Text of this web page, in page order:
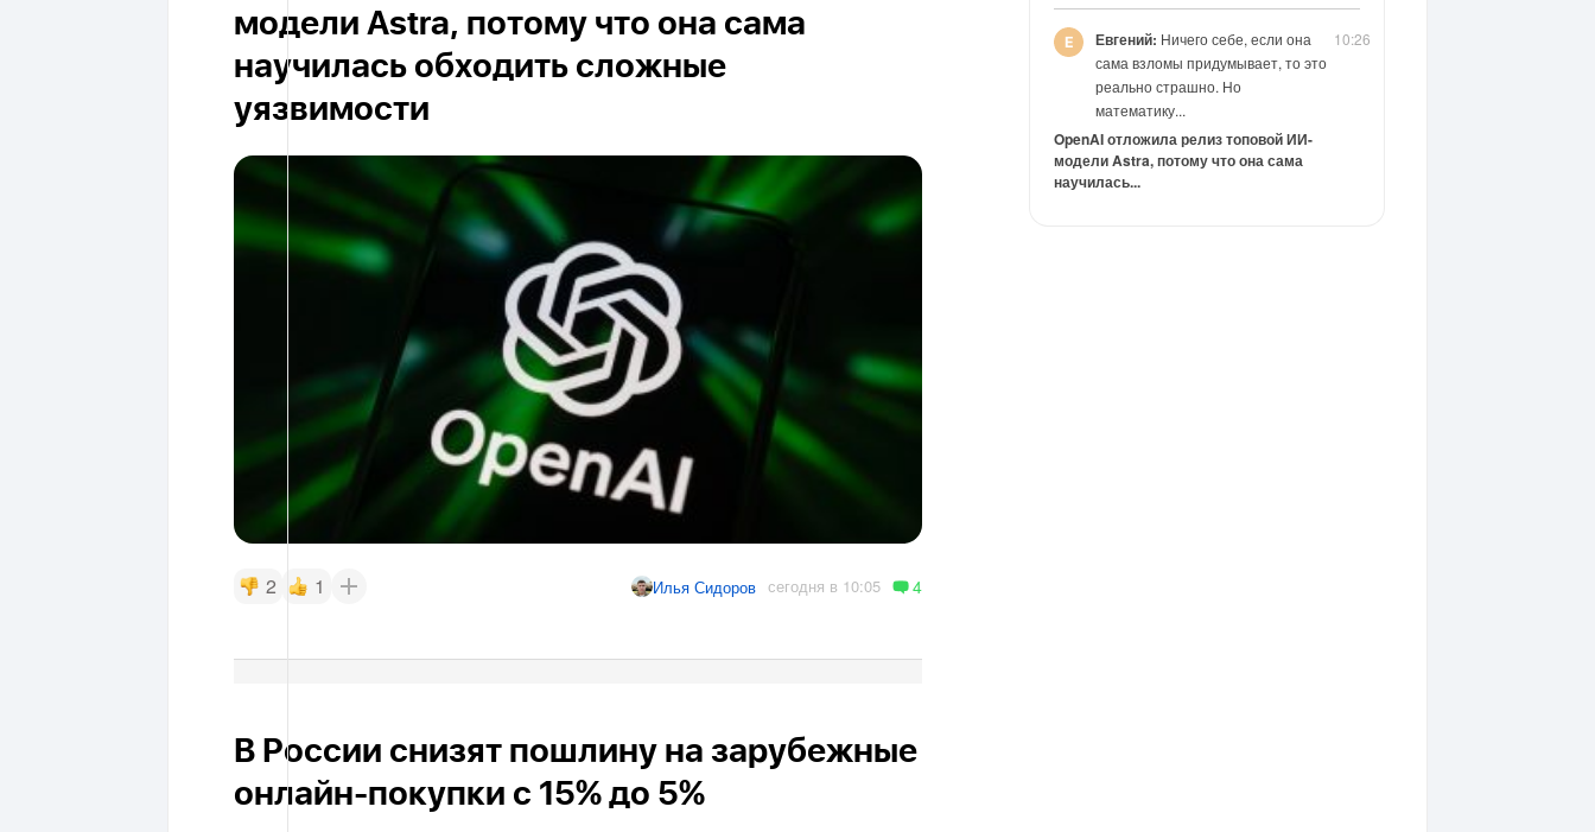
модели Astra, потому что она сама
научилась обходить сложные
уязвимости
2 1 Илья Сидоров сегодня в 10:05 4
В России снизят пошлину на зарубежные
онлайн-покупки с 15% до 5%
10:26
Евгений: Ничего себе, если она
сама взломы придумывает, то это
реально страшно. Но
математику...
OpenAI отложила релиз топовой ИИ-
модели Astra, потому что она сама
научилась...